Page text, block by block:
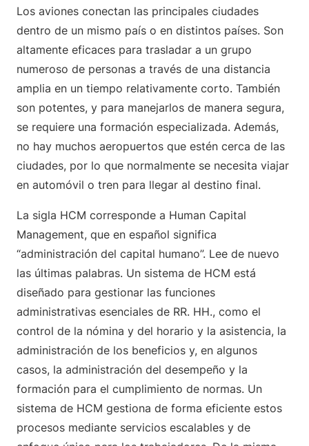
Los aviones conectan las principales ciudades
dentro de un mismo país o en distintos países. Son
altamente eficaces para trasladar a un grupo
numeroso de personas a través de una distancia
amplia en un tiempo relativamente corto. También
son potentes, y para manejarlos de manera segura,
se requiere una formación especializada. Además,
no hay muchos aeropuertos que estén cerca de las
ciudades, por lo que normalmente se necesita viajar
en automóvil o tren para llegar al destino final.
La sigla HCM corresponde a Human Capital
Management, que en español significa
“administración del capital humano”. Lee de nuevo
las últimas palabras. Un sistema de HCM está
diseñado para gestionar las funciones
administrativas esenciales de RR. HH., como el
control de la nómina y del horario y la asistencia, la
administración de los beneficios y, en algunos
casos, la administración del desempeño y la
formación para el cumplimiento de normas. Un
sistema de HCM gestiona de forma eficiente estos
procesos mediante servicios escalables y de